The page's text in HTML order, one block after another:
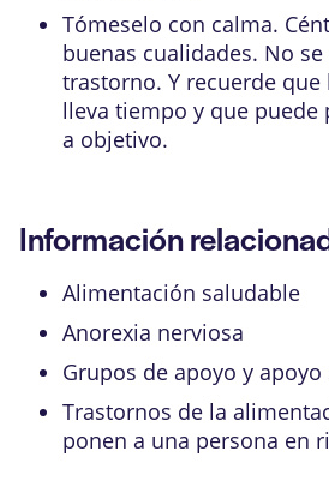
Tómeselo con calma.
buenas cualidades. No
trastorno. Y recuerde
lleva tiempo y que puede
a objetivo.
Información
Alimentación saludable
Anorexia nerviosa
Grupos de apoyo y apoyo
Trastornos de la
ponen a una persona en